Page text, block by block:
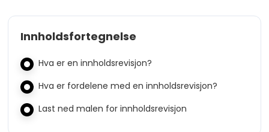
Innholdsfortegnelse
Hva er en innholdsrevisjon?
Hva er fordelene med en innholdsrevisjon?
Last ned malen for innholdsrevisjon